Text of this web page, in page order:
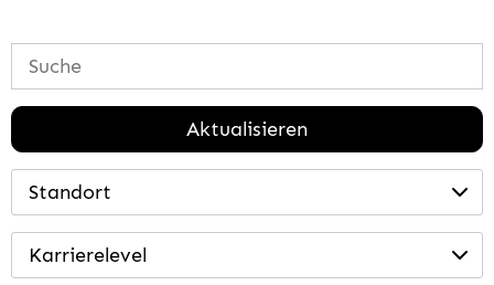
Aktualisieren
Standort
Karrierelevel